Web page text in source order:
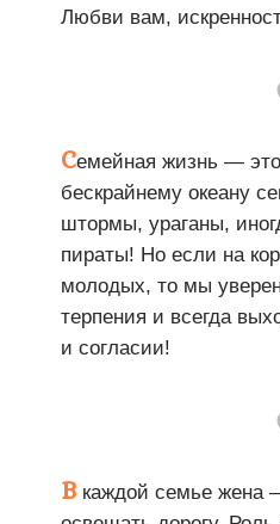
Любви вам,
Семейная жизнь —
бескрайнему океану
штормы, ураганы,
пираты! Но если на
молодых, то мы
терпения и всегда
и согласии!
В каждой семье жена